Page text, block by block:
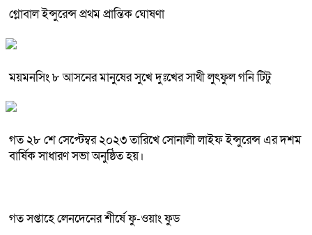
গ্লোবাল ইন্সুরেন্স প্রথম প্রান্তিক ঘোষণা
ময়মনসিং ৮ আসনের মানুষের সুখে দুঃখের সাথী লুৎফুল গনি টিটু
গত ২৮ শে সেপ্টেম্বর ২০২৩ তারিখে সোনালী লাইফ ইন্সুরেন্স এর দশম
বার্ষিক সাধারণ সভা অনুষ্ঠিত হয়।
গত সপ্তাহে লেনদেনের শীর্ষে ফু-ওয়াং ফুড